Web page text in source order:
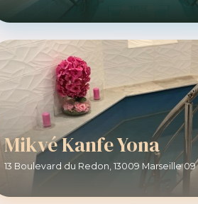
Mikvé Kanfe Yona
13 Boulevard du Redon, 13009 Marseille 09